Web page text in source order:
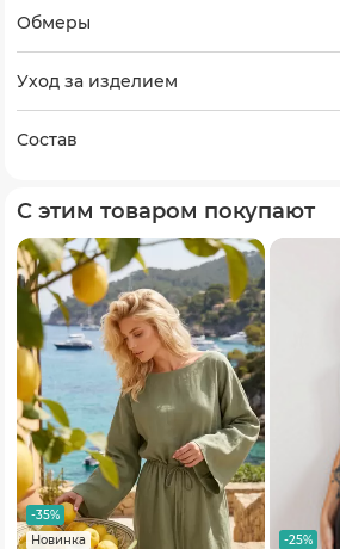
Обмеры
Уход за изделием
Состав
С этим товаром покупают
-35%
Новинка
-25%